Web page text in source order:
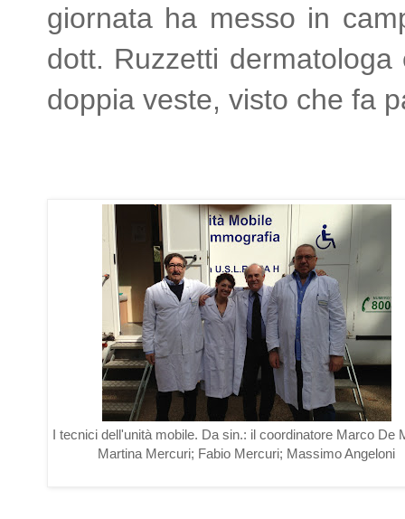
giornata ha messo in
dott. Ruzzetti
doppia veste, visto che fa
I tecnici dell'unità mobile. Da sin.: il coordinatore Marco De
Martina Mercuri; Fabio Mercuri; Massimo Angeloni